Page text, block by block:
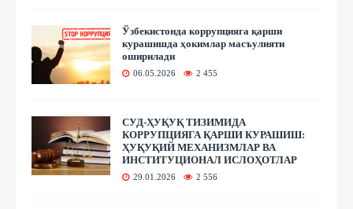
Ўзбекистонда коррупцияга қарши
курашишда ҳокимлар масъулияти
оширилади
06.05.2026 2 455
СУД-ҲУҚУҚ ТИЗИМИДА
КОРРУПЦИЯГА ҚАРШИ КУРАШИШ:
ҲУҚУҚИЙ МЕХАНИЗМЛАР ВА
ИНСТИТУЦИОНАЛ ИСЛОҲОТЛАР
29.01.2026 2 556